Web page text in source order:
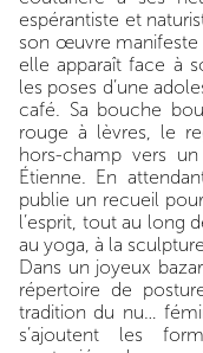
espérantiste et
son œuvre manifeste
elle apparaît face à
les poses d’une
café. Sa bouche
rouge à lèvres, le
hors-champ vers
Étienne. En
publie un recueil
l’esprit, tout au long
au yoga, à la
Dans un joyeux
répertoire de
tradition du nu…
s’ajoutent les